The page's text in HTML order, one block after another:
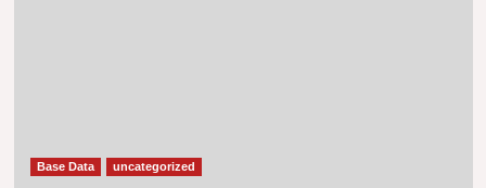
Base Data uncategorized